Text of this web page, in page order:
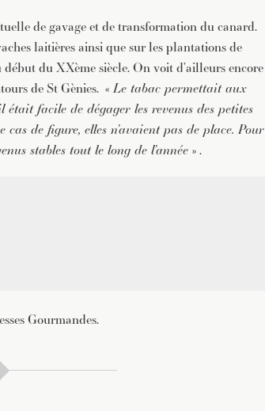
de gavage et de transformation du canard.
laitières ainsi que sur les plantations de
du XXème siècle. On voit d’ailleurs encore
de St Gènies. «Le tabac permettait aux
était facile de dégager les revenus des petites
de figure, elles n’avaient pas de place. Pour
stables tout le long de l’année » .
Gourmandes.